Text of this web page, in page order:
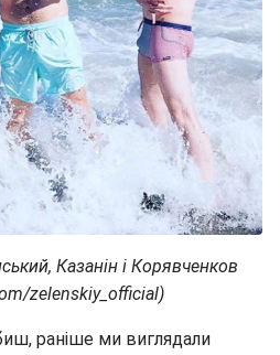
Казанін і Корявченков
zelenskiy_official)
раніше ми виглядали